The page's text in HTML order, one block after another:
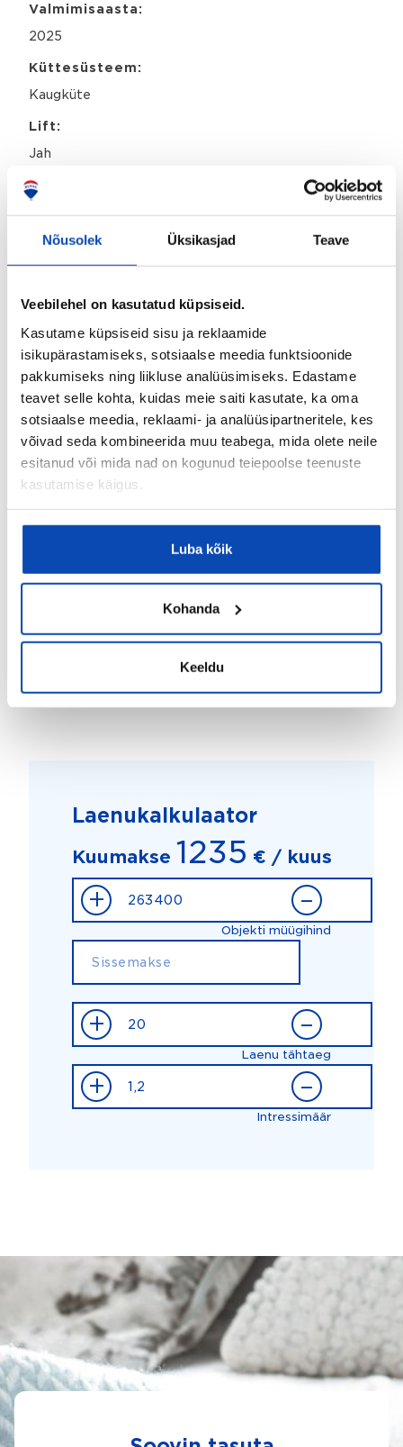
Nõusolek Üksikasjad Teave
Veebilehel on kasutatud küpsiseid.
Kasutame küpsiseid sisu ja reklaamide
isikupärastamiseks, sotsiaalse meedia funktsioonide
pakkumiseks ning liikluse analüüsimiseks. Edastame
teavet selle kohta, kuidas meie saiti kasutate, ka oma
sotsiaalse meedia, reklaami- ja analüüsipartneritele, kes
võivad seda kombineerida muu teabega, mida olete neile
esitanud või mida nad on kogunud teiepoolse teenuste
kasutamise käigus.
Luba kõik
Kohanda
Keeldu
Valmimisaasta:
2025
Küttesüsteem:
Kaugküte
Lift:
Jah
Laenukalkulaator
Kuumakse 1235 € / kuus
–
+
Objekti müügihind
–
+
Laenu tähtaeg
–
+
Intressimäär